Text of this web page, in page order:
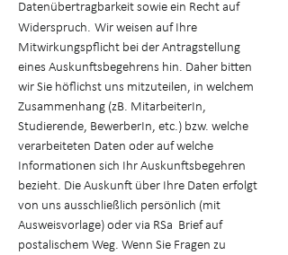
Datenübertragbarkeit sowie ein Recht auf
Widerspruch. Wir weisen auf Ihre
Mitwirkungspflicht bei der Antragstellung
eines Auskunftsbegehrens hin. Daher bitten
wir Sie höflichst uns mitzuteilen, in welchem
Zusammenhang (zB. MitarbeiterIn,
Studierende, BewerberIn, etc.) bzw. welche
verarbeiteten Daten oder auf welche
Informationen sich Ihr Auskunftsbegehren
bezieht. Die Auskunft über Ihre Daten erfolgt
von uns ausschließlich persönlich (mit
Ausweisvorlage) oder via RSa Brief auf
postalischem Weg. Wenn Sie Fragen zu